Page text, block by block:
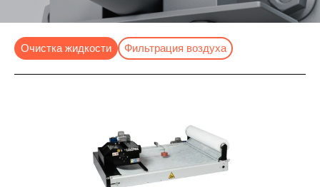
Очистка жидкости Фильтрация воздуха